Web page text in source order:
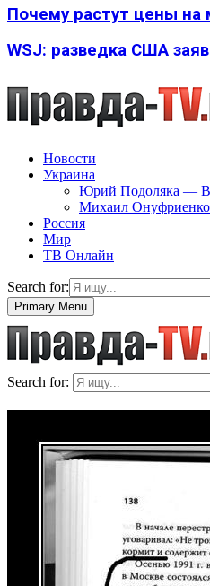
Почему растут цены на
WSJ: разведка США
Новости
Украина
Юрий Подоляка —
Михаил
Россия
Мир
ТВ Онлайн
Search for:
Primary Menu
Search for: